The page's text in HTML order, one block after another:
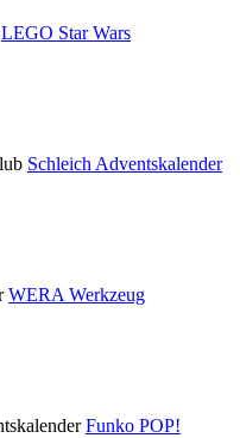
LEGO Star Wars
Schleich Adventskalender
WERA Werkzeug
Funko POP!